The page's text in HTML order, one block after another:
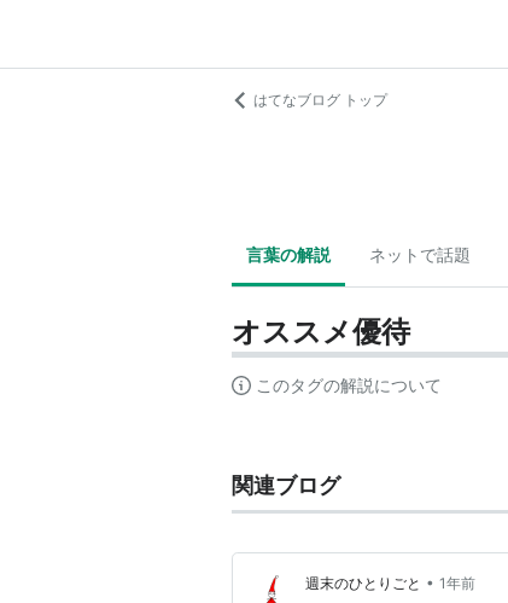
はてなブログ トップ
言葉の解説 ネットで話題
オススメ優待
このタグの解説について
関連ブログ
週末のひとりごと • 1年前